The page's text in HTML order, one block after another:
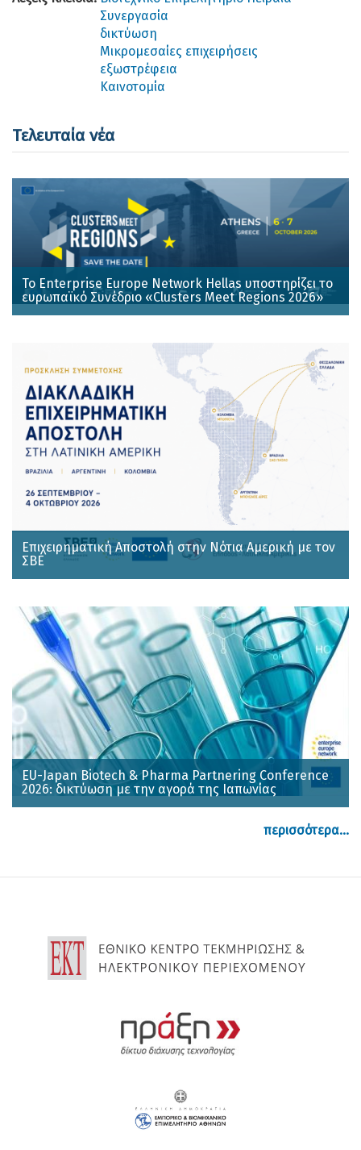
Συνεργασία
δικτύωση
Μικρομεσαίες επιχειρήσεις
εξωστρέφεια
Καινοτομία
Τελευταία νέα
Το Enterprise Europe Network Hellas υποστηρίζει το
ευρωπαϊκό Συνέδριο «Clusters Meet Regions 2026»
Επιχειρηματική Αποστολή στην Νότια Αμερική με τον
ΣΒΕ
EU-Japan Biotech & Pharma Partnering Conference
2026: δικτύωση με την αγορά της Ιαπωνίας
περισσότερα...